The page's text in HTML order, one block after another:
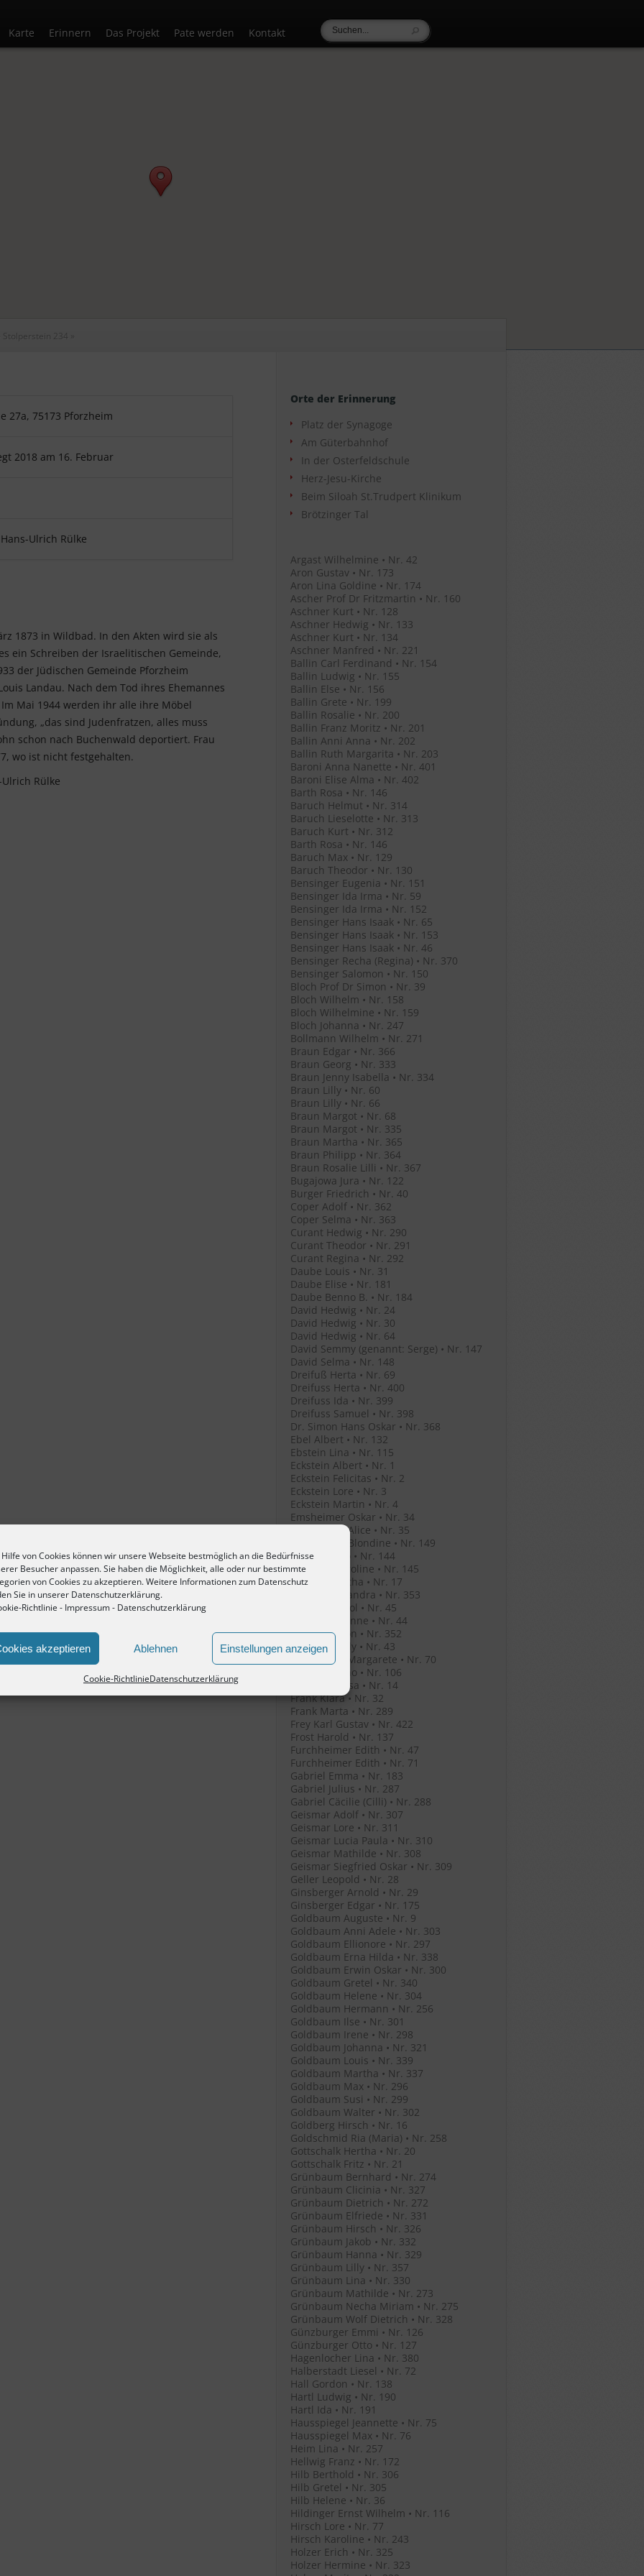
von Cookies können wir unsere Webseite bestmöglich an die Bedürfnisse
Besucher anpassen. Sie haben die Möglichkeit, alle oder nur bestimmte
von Cookies zu akzeptieren. Weitere Informationen zum Datenschutz
Sie in unserer Datenschutzerklärung.
Richtlinie - Impressum- Datenschutzerklärung
akzeptieren Ablehnen Einstellungen anzeigen
Cookie-RichtlinieDatenschutzerklärung
Karte Erinnern Das Projekt Pate werden Kontakt
Stolperstein 234 »
27a, 75173 Pforzheim
2018 am 16. Februar
Ulrich Rülke
1873 in Wildbad. In den Akten wird sie als
ein Schreiben der Israelitischen Gemeinde,
der Jüdischen Gemeinde Pforzheim
Landau. Nach dem Tod ihres Ehemannes
Mai 1944 werden ihr alle ihre Möbel
„das sind Judenfratzen, alles muss
schon nach Buchenwald deportiert. Frau
wo ist nicht festgehalten.
Rülke
Orte der Erinnerung
Platz der Synagoge
Am Güterbahnhof
In der Osterfeldschule
Herz-Jesu-Kirche
Beim Siloah St.Trudpert Klinikum
Brötzinger Tal
Argast Wilhelmine • Nr. 42
Aron Gustav • Nr. 173
Aron Lina Goldine • Nr. 174
Ascher Prof Dr Fritzmartin • Nr. 160
Aschner Kurt • Nr. 128
Aschner Hedwig • Nr. 133
Aschner Kurt • Nr. 134
Aschner Manfred • Nr. 221
Ballin Carl Ferdinand • Nr. 154
Ballin Ludwig • Nr. 155
Ballin Else • Nr. 156
Ballin Grete • Nr. 199
Ballin Rosalie • Nr. 200
Ballin Franz Moritz • Nr. 201
Ballin Anni Anna • Nr. 202
Ballin Ruth Margarita • Nr. 203
Baroni Anna Nanette • Nr. 401
Baroni Elise Alma • Nr. 402
Barth Rosa • Nr. 146
Baruch Helmut • Nr. 314
Baruch Lieselotte • Nr. 313
Baruch Kurt • Nr. 312
Barth Rosa • Nr. 146
Baruch Max • Nr. 129
Baruch Theodor • Nr. 130
Bensinger Eugenia • Nr. 151
Bensinger Ida Irma • Nr. 59
Bensinger Ida Irma • Nr. 152
Bensinger Hans Isaak • Nr. 65
Bensinger Hans Isaak • Nr. 153
Bensinger Hans Isaak • Nr. 46
Bensinger Recha (Regina) • Nr. 370
Bensinger Salomon • Nr. 150
Bloch Prof Dr Simon • Nr. 39
Bloch Wilhelm • Nr. 158
Bloch Wilhelmine • Nr. 159
Bloch Johanna • Nr. 247
Bollmann Wilhelm • Nr. 271
Braun Edgar • Nr. 366
Braun Georg • Nr. 333
Braun Jenny Isabella • Nr. 334
Braun Lilly • Nr. 60
Braun Lilly • Nr. 66
Braun Margot • Nr. 68
Braun Margot • Nr. 335
Braun Martha • Nr. 365
Braun Philipp • Nr. 364
Braun Rosalie Lilli • Nr. 367
Bugajowa Jura • Nr. 122
Burger Friedrich • Nr. 40
Coper Adolf • Nr. 362
Coper Selma • Nr. 363
Curant Hedwig • Nr. 290
Curant Theodor • Nr. 291
Curant Regina • Nr. 292
Daube Louis • Nr. 31
Daube Elise • Nr. 181
Daube Benno B. • Nr. 184
David Hedwig • Nr. 24
David Hedwig • Nr. 30
David Hedwig • Nr. 64
David Semmy (genannt: Serge) • Nr. 147
David Selma • Nr. 148
Dreifuß Herta • Nr. 69
Dreifuss Herta • Nr. 400
Dreifuss Ida • Nr. 399
Dreifuss Samuel • Nr. 398
Dr. Simon Hans Oskar • Nr. 368
Ebel Albert • Nr. 132
Ebstein Lina • Nr. 115
Eckstein Albert • Nr. 1
Eckstein Felicitas • Nr. 2
Eckstein Lore • Nr. 3
Eckstein Martin • Nr. 4
Emsheimer Oskar • Nr. 34
Emsheimer Alice • Nr. 35
Emsheimer Blondine • Nr. 149
Erlanger Leo • Nr. 144
Erlanger Karoline • Nr. 145
Fetterer Bertha • Nr. 17
Filenko Alexandra • Nr. 353
Filenko Anatol • Nr. 45
Filenko Jeleanne • Nr. 44
Filenko Simon • Nr. 352
Filenko Witaly • Nr. 43
Fischer Eva Margarete • Nr. 70
Fischer Bruno • Nr. 106
Fleischer Rosa • Nr. 14
Frank Klara • Nr. 32
Frank Marta • Nr. 289
Frey Karl Gustav • Nr. 422
Frost Harold • Nr. 137
Furchheimer Edith • Nr. 47
Furchheimer Edith • Nr. 71
Gabriel Emma • Nr. 183
Gabriel Julius • Nr. 287
Gabriel Cäcilie (Cilli) • Nr. 288
Geismar Adolf • Nr. 307
Geismar Lore • Nr. 311
Geismar Lucia Paula • Nr. 310
Geismar Mathilde • Nr. 308
Geismar Siegfried Oskar • Nr. 309
Geller Leopold • Nr. 28
Ginsberger Arnold • Nr. 29
Ginsberger Edgar • Nr. 175
Goldbaum Auguste • Nr. 9
Goldbaum Anni Adele • Nr. 303
Goldbaum Ellionore • Nr. 297
Goldbaum Erna Hilda • Nr. 338
Goldbaum Erwin Oskar • Nr. 300
Goldbaum Gretel • Nr. 340
Goldbaum Helene • Nr. 304
Goldbaum Hermann • Nr. 256
Goldbaum Ilse • Nr. 301
Goldbaum Irene • Nr. 298
Goldbaum Johanna • Nr. 321
Goldbaum Louis • Nr. 339
Goldbaum Martha • Nr. 337
Goldbaum Max • Nr. 296
Goldbaum Susi • Nr. 299
Goldbaum Walter • Nr. 302
Goldberg Hirsch • Nr. 16
Goldschmid Ria (Maria) • Nr. 258
Gottschalk Hertha • Nr. 20
Gottschalk Fritz • Nr. 21
Grünbaum Bernhard • Nr. 274
Grünbaum Clicinia • Nr. 327
Grünbaum Dietrich • Nr. 272
Grünbaum Elfriede • Nr. 331
Grünbaum Hirsch • Nr. 326
Grünbaum Jakob • Nr. 332
Grünbaum Hanna • Nr. 329
Grünbaum Lilly • Nr. 357
Grünbaum Lina • Nr. 330
Grünbaum Mathilde • Nr. 273
Grünbaum Necha Miriam • Nr. 275
Grünbaum Wolf Dietrich • Nr. 328
Günzburger Emmi • Nr. 126
Günzburger Otto • Nr. 127
Hagenlocher Lina • Nr. 380
Halberstadt Liesel • Nr. 72
Hall Gordon • Nr. 138
Hartl Ludwig • Nr. 190
Hartl Ida • Nr. 191
Hausspiegel Jeannette • Nr. 75
Hausspiegel Max • Nr. 76
Heim Lina • Nr. 257
Hellwig Franz • Nr. 172
Hilb Berthold • Nr. 306
Hilb Gretel • Nr. 305
Hilb Helene • Nr. 36
Hildinger Ernst Wilhelm • Nr. 116
Hirsch Lore • Nr. 77
Hirsch Karoline • Nr. 243
Holzer Erich • Nr. 325
Holzer Hermine • Nr. 323